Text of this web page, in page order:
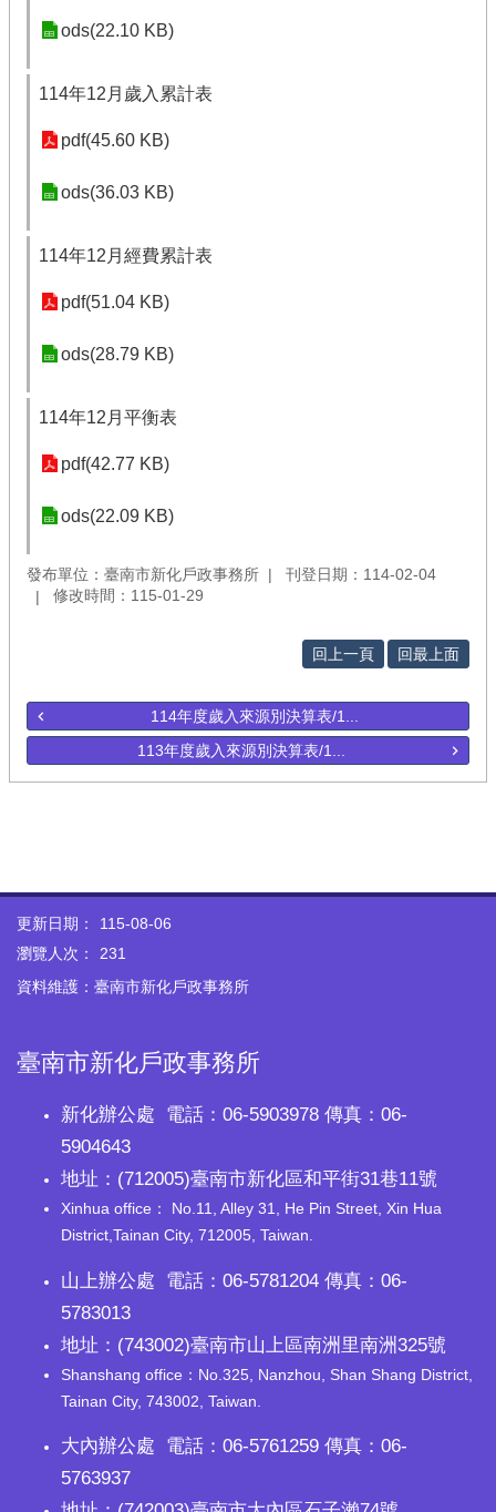
ods(22.10 KB)
114年12月歲入累計表
pdf(45.60 KB)
ods(36.03 KB)
114年12月經費累計表
pdf(51.04 KB)
ods(28.79 KB)
114年12月平衡表
pdf(42.77 KB)
ods(22.09 KB)
發布單位：臺南市新化戶政事務所
刊登日期：114-02-04
修改時間：115-01-29
回上一頁 回最上面
114年度歲入來源別決算表/1...
113年度歲入來源別決算表/1...
更新日期：
115-08-06
瀏覽人次：
231
資料維護：臺南市新化戶政事務所
臺南市新化戶政事務所
新化辦公處 電話：06-5903978 傳真：06-
5904643
地址：(712005)臺南市新化區和平街31巷11號
Xinhua office： No.11, Alley 31, He Pin Street, Xin Hua
District,Tainan City, 712005, Taiwan.
山上辦公處 電話：06-5781204 傳真：06-
5783013
地址：(743002)臺南市山上區南洲里南洲325號
Shanshang office：No.325, Nanzhou, Shan Shang District,
Tainan City, 743002, Taiwan.
大內辦公處 電話：06-5761259 傳真：06-
5763937